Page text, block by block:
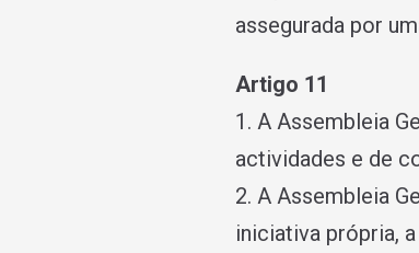
assegurada por
Artigo 11
1. A Assembleia
actividades e de
2. A Assembleia
iniciativa própria,